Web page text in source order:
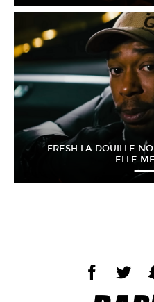
FRESH LA DOUILLE
ELLE